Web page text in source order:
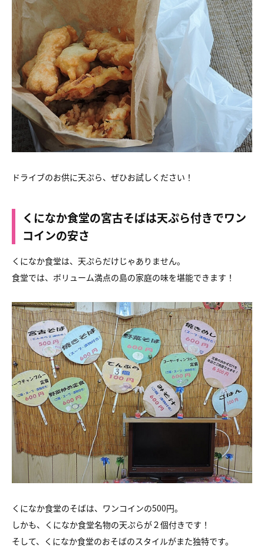
ドライブのお供に天ぷら、ぜひお試しください！
くになか食堂の宮古そばは天ぷら付きでワン
コインの安さ
くになか食堂は、天ぷらだけじゃありません。
食堂では、ボリューム満点の島の家庭の味を堪能できます！
くになか食堂のそばは、ワンコインの500円。
しかも、くになか食堂名物の天ぷらが２個付きです！
そして、くになか食堂のおそばのスタイルがまた独特です。